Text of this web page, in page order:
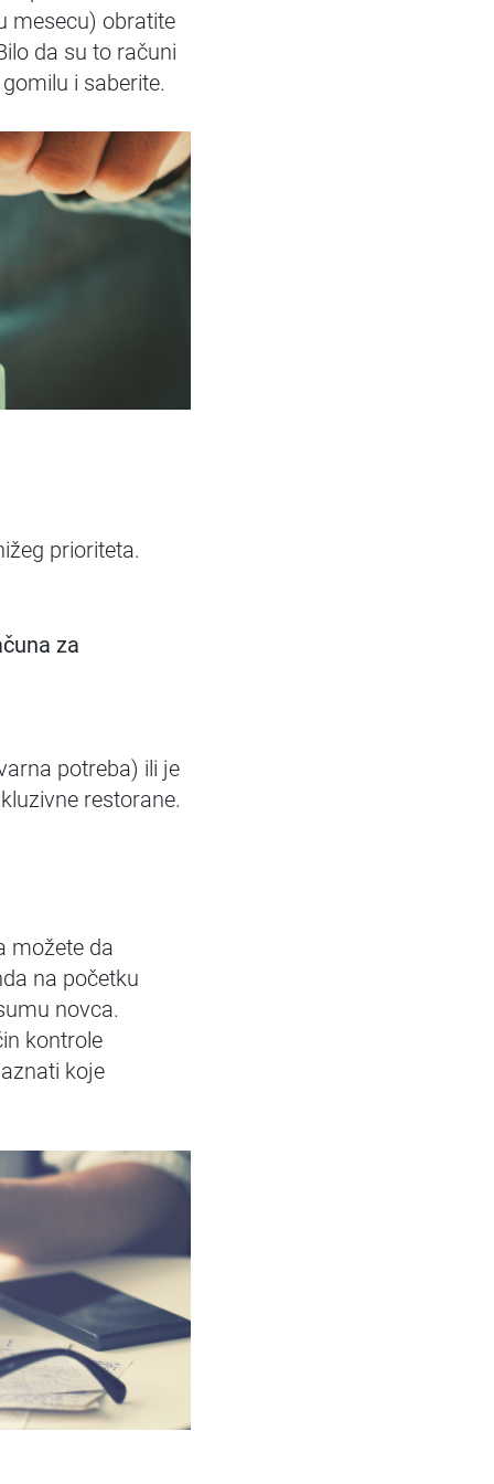
mesecu) obratite
da su to računi
i saberite.
prioriteta.
za
potreba) ili je
restorane.
možete da
na početku
novca.
kontrole
koje